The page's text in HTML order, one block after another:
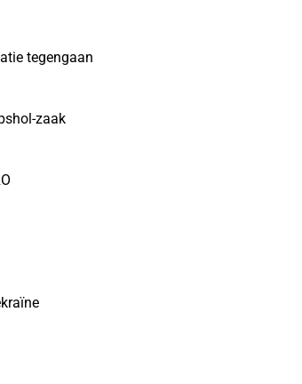
tegengaan
zaak